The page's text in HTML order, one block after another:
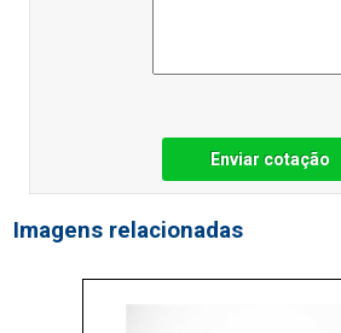
Enviar cotação
Imagens relacionadas